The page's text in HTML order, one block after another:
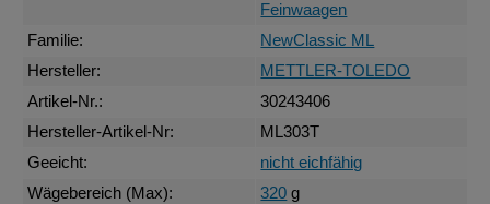
Feinwaagen
Familie:
NewClassic ML
Hersteller:
METTLER-TOLEDO
Artikel-Nr.:
30243406
Hersteller-Artikel-Nr:
ML303T
Geeicht:
nicht eichfähig
Wägebereich (Max):
320 g